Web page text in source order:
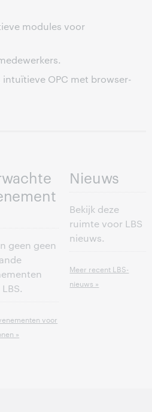
modules voor
OPC met browser-
geen geen
voor
»
Nieuws
Bekijk deze
ruimte voor LBS
nieuws.
Meer recent LBS-
nieuws »